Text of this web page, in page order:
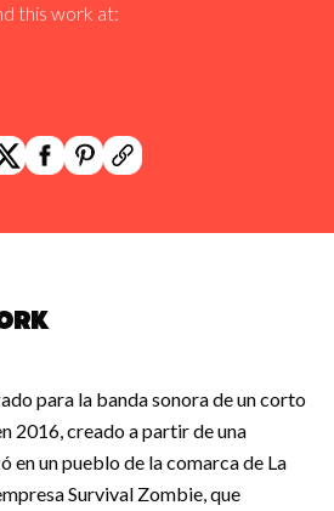
this work at:
para la banda sonora de un corto
2016, creado a partir de una
en un pueblo de la comarca de La
Survival Zombie, que